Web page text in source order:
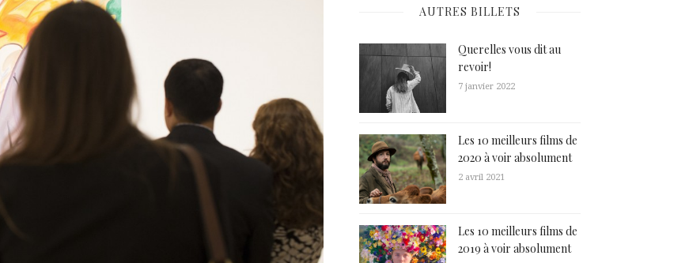
AUTRES BILLETS
Querelles vous dit au
revoir!
7 janvier 2022
Les 10 meilleurs films de
2020 à voir absolument
2 avril 2021
Les 10 meilleurs films de
2019 à voir absolument